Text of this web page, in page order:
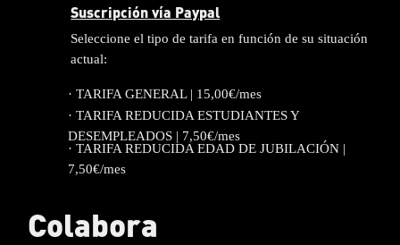
Suscripción vía Paypal
Seleccione el tipo de tarifa en función de su situación
actual:
· TARIFA GENERAL | 15,00€/mes
· TARIFA REDUCIDA ESTUDIANTES Y
DESEMPLEADOS | 7,50€/mes
· TARIFA REDUCIDA EDAD DE JUBILACIÓN |
7,50€/mes
Colabora